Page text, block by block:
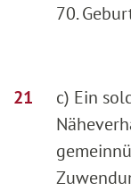
70.
c) Ein